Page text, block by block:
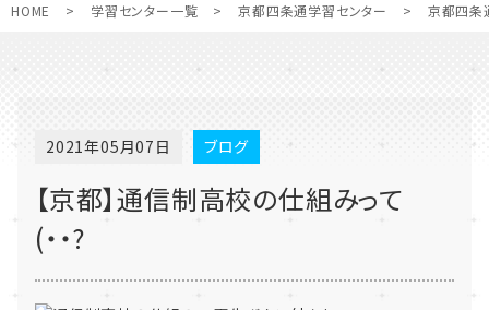
HOME > 学習センター一覧 > 京都四条通学習センター > 京都四条
2021年05月07日 ブログ
【京都】通信制高校の仕組みって
(・・?